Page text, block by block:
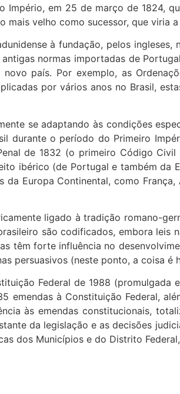
Império, em 25 de março de 1824,
velho como sucessor, que viria
à fundação, pelos ingleses,
normas importadas de
país. Por exemplo, as
por vários anos no Brasil,
se adaptando às condições
o período do Primeiro
de 1832 (o primeiro Código Civil
ibérico (de Portugal e também da
Europa Continental, como
ligado à tradição romano-
são codificados, embora leis
têm forte influência no
persuasivos (neste ponto, a coisa é
Federal de 1988
emendas à Constituição Federal,
às emendas constitucionais,
da legislação e as decisões
dos Municípios e do Distrito